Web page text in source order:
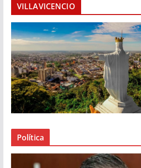
o
d
u
c
t
o
r
d
e
VILLAVICENCIO
Política